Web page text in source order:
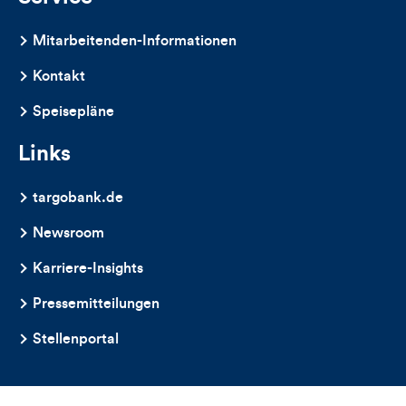
Mitarbeitenden-Informationen
Kontakt
Speisepläne
Links
targobank.de
Newsroom
Karriere-Insights
Pressemitteilungen
Stellenportal